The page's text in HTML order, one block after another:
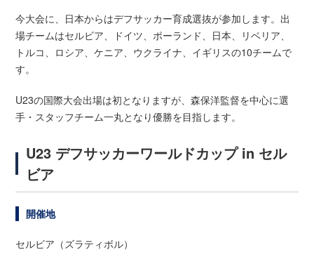
今大会に、日本からはデフサッカー育成選抜が参加します。出
場チームはセルビア、ドイツ、ポーランド、日本、リベリア、
トルコ、ロシア、ケニア、ウクライナ、イギリスの10チームで
す。
U23の国際大会出場は初となりますが、森保洋監督を中心に選
手・スタッフチーム一丸となり優勝を目指します。
U23 デフサッカーワールドカップ in セル
ビア
開催地
セルビア（ズラティボル）